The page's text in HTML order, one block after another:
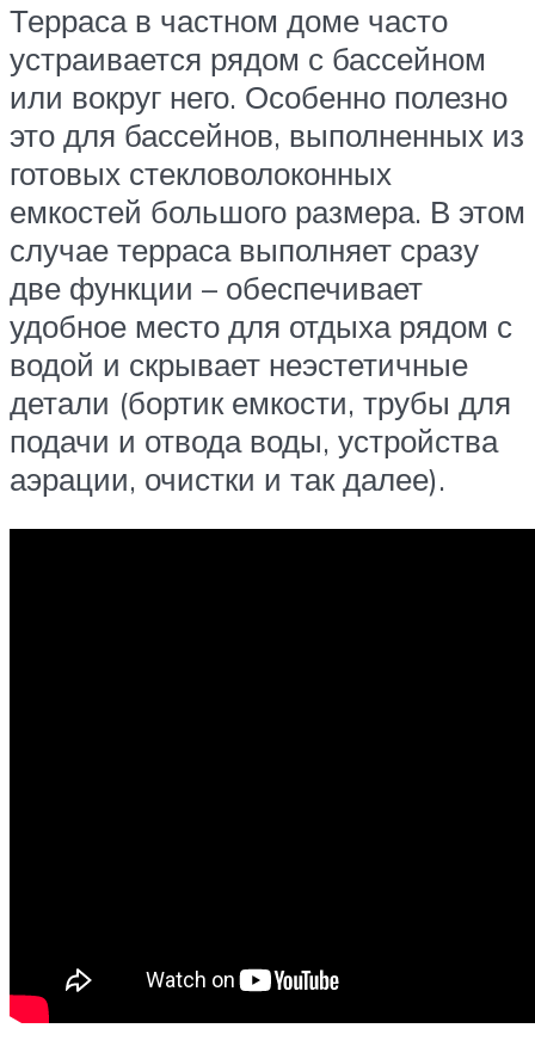
Терраса в частном доме часто
устраивается рядом с бассейном
или вокруг него. Особенно полезно
это для бассейнов, выполненных из
готовых стекловолоконных
емкостей большого размера. В этом
случае терраса выполняет сразу
две функции – обеспечивает
удобное место для отдыха рядом с
водой и скрывает неэстетичные
детали (бортик емкости, трубы для
подачи и отвода воды, устройства
аэрации, очистки и так далее).